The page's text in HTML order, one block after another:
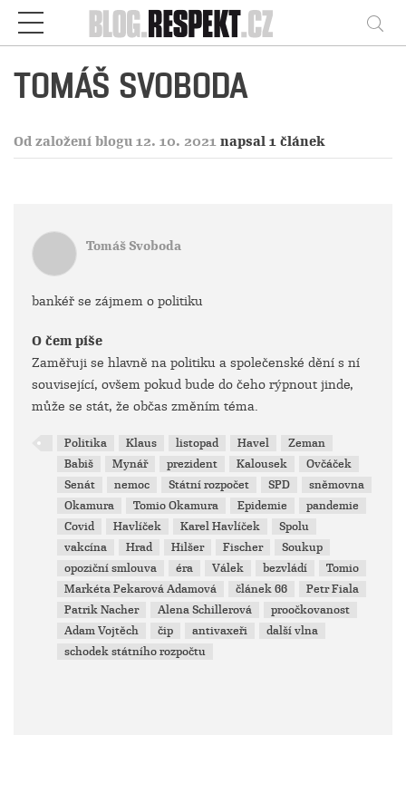
Respekt
TOMÁŠ SVOBODA
Od založení blogu 12. 10. 2021 napsal 1 článek
Tomáš Svoboda
bankéř se zájmem o politiku
O čem píše
Zaměřuji se hlavně na politiku a společenské dění s ní
související, ovšem pokud bude do čeho rýpnout jinde,
může se stát, že občas změním téma.
Politika Klaus listopad Havel
Zeman
Babiš
Mynář prezident Kalousek
Ovčáček
Senát
nemoc Státní rozpočet SPD
sněmovna
Okamura
Tomio Okamura Epidemie
pandemie
Covid
Havlíček Karel Havlíček
Spolu
vakcína
Hrad Hilšer Fischer
Soukup
opoziční smlouva
éra Válek bezvládí
Tomio
Markéta Pekarová Adamová
článek 66
Petr Fiala
Patrik Nacher
Alena Schillerová
proočkovanost
Adam Vojtěch
čip antivaxeři
další vlna
schodek státního rozpočtu